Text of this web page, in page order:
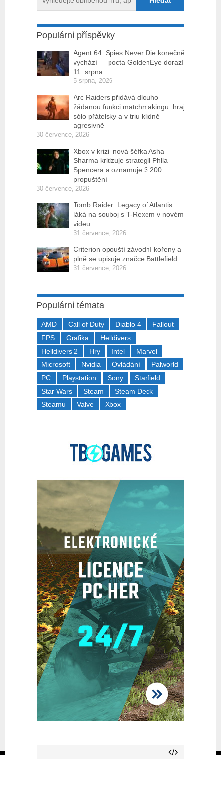
Populární příspěvky
Agent 64: Spies Never Die konečně
vychází — pocta GoldenEye dorazí
11. srpna
5 srpna, 2026
Arc Raiders přidává dlouho
žádanou funkci matchmakingu: hraj
sólo přátelsky a v triu klidně
agresivně
30 července, 2026
Xbox v krizi: nová šéfka Asha
Sharma kritizuje strategii Phila
Spencera a oznamuje 3 200
propuštění
30 července, 2026
Tomb Raider: Legacy of Atlantis
láká na souboj s T-Rexem v novém
videu
31 července, 2026
Criterion opouští závodní kořeny a
plně se upisuje značce Battlefield
31 července, 2026
Populární témata
AMD Call of Duty Diablo 4
Fallout
FPS
Grafika
Helldivers
Helldivers 2
Hry Intel
Marvel
Microsoft
Nvidia Ovládání
Palworld
PC
Playstation Sony
Starfield
Star Wars
Steam
Steam Deck
Steamu
Valve Xbox